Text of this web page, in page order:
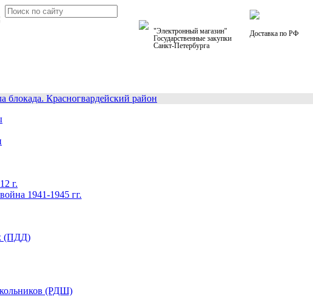
"Электронный магазин"
Государственные закупки
Санкт-Петербурга
Доставка по РФ
блокада. Красногвардейский район
г.
1941-1945 гг.
(ПДД)
(РДШ)